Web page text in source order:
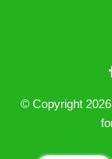
© Copyright